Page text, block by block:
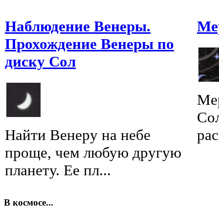
Наблюдение Венеры.
Прохождение Венеры по
диску Сол
Найти Венеру на небе
проще, чем любую другую
планету. Ее пл...
В космосе...